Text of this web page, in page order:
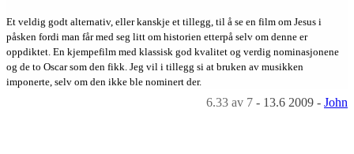
Et veldig godt alternativ, eller kanskje et tillegg, til å se en film om Jesus i
påsken fordi man får med seg litt om historien etterpå selv om denne er
oppdiktet. En kjempefilm med klassisk god kvalitet og verdig nominasjonene
og de to Oscar som den fikk. Jeg vil i tillegg si at bruken av musikken
imponerte, selv om den ikke ble nominert der.
6.33 av 7 - 13.6 2009 - John